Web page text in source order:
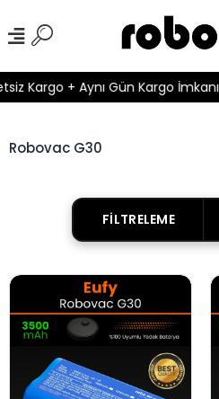
Kargo + Aynı Gün Kargo İmkanı!
Robovac G30
FILTRELEME